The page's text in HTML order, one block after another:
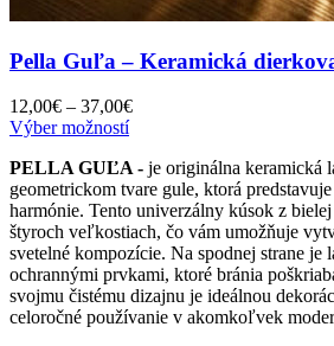
Pella Guľa – Keramická
12,00€ – 37,00€Price
through
37,00€
Výber možnostíTento
má
viacero
variantov.
Možnosti
si
môžete
vybrať
na
PELLA GUĽA - je originálna keramická
geometrickom tvare gule, ktorá
harmónie. Tento univerzálny kúsok z
štyroch veľkostiach, čo vám umožňuje
svetelné kompozície. Na spodnej strane je
ochrannými prvkami, ktoré bránia
svojmu čistému dizajnu je ideálnou
celoročné používanie v akomkoľvek